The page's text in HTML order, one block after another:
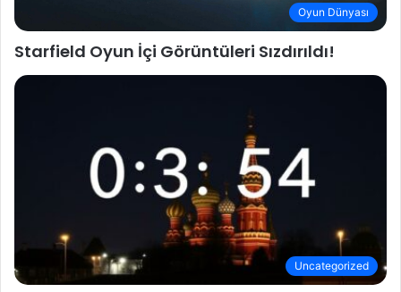
Oyun Dünyası
Starfield Oyun İçi Görüntüleri Sızdırıldı!
Uncategorized